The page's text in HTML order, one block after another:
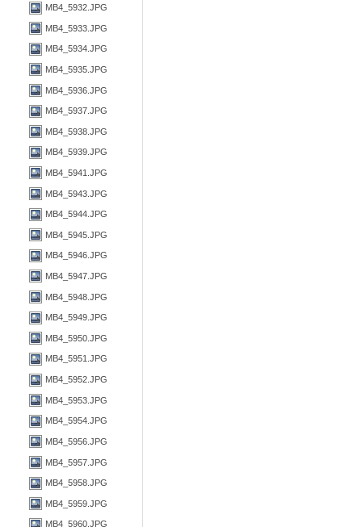
MB4_5932.JPG
MB4_5933.JPG
MB4_5934.JPG
MB4_5935.JPG
MB4_5936.JPG
MB4_5937.JPG
MB4_5938.JPG
MB4_5939.JPG
MB4_5941.JPG
MB4_5943.JPG
MB4_5944.JPG
MB4_5945.JPG
MB4_5946.JPG
MB4_5947.JPG
MB4_5948.JPG
MB4_5949.JPG
MB4_5950.JPG
MB4_5951.JPG
MB4_5952.JPG
MB4_5953.JPG
MB4_5954.JPG
MB4_5956.JPG
MB4_5957.JPG
MB4_5958.JPG
MB4_5959.JPG
MB4_5960.JPG